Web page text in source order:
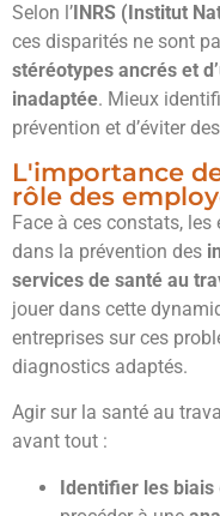
Selon l’ INRS (Institut
ces disparités ne sont
stéréotypes ancrés et
inadaptée. Mieux
prévention et d’éviter
L'importance
rôle des
Face à ces constats,
dans la prévention des
services de santé au
jouer dans cette
entreprises sur ces
diagnostics adaptés.
Agir sur la santé au
avant tout :
Identifier les biais